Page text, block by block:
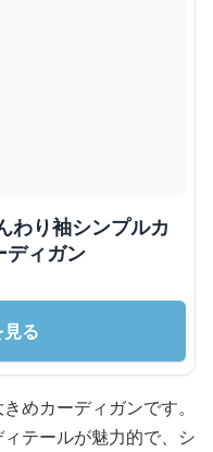
わり袖シンプルカ
ィガン
る
めカーディガンです。
テールが魅力的で、シ